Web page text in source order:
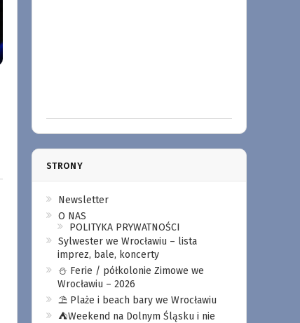
STRONY
Newsletter
O NAS
POLITYKA PRYWATNOŚCI
Sylwester we Wrocławiu – lista
imprez, bale, koncerty
⛄️ Ferie / półkolonie Zimowe we
Wrocławiu – 2026
⛱️ Plaże i beach bary we Wrocławiu
⛺️Weekend na Dolnym Śląsku i nie